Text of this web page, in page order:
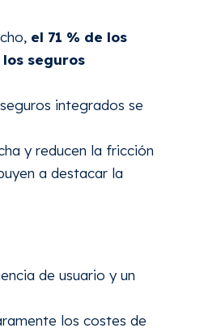
el 71 % de los
los seguros
integrados se
y reducen la fricción
a destacar la
de usuario y un
los costes de